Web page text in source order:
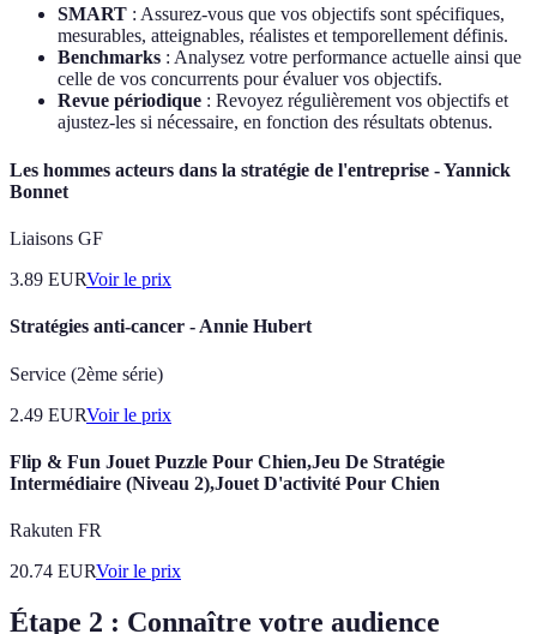
SMART : Assurez-vous que vos objectifs sont spécifiques,
mesurables, atteignables, réalistes et temporellement définis.
Benchmarks : Analysez votre performance actuelle ainsi que
celle de vos concurrents pour évaluer vos objectifs.
Revue périodique : Revoyez régulièrement vos objectifs et
ajustez-les si nécessaire, en fonction des résultats obtenus.
Les hommes acteurs dans la stratégie de l'entreprise - Yannick
Bonnet
Liaisons GF
3.89 EURVoir le prix
Stratégies anti-cancer - Annie Hubert
Service (2ème série)
2.49 EURVoir le prix
Flip & Fun Jouet Puzzle Pour Chien,Jeu De Stratégie
Intermédiaire (Niveau 2),Jouet D'activité Pour Chien
Rakuten FR
20.74 EURVoir le prix
Étape 2 : Connaître votre audience